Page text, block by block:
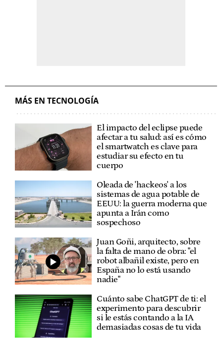
MÁS EN TECNOLOGÍA
El impacto del eclipse puede
afectar a tu salud: así es cómo
el smartwatch es clave para
estudiar su efecto en tu
cuerpo
Oleada de 'hackeos' a los
sistemas de agua potable de
EEUU: la guerra moderna que
apunta a Irán como
sospechoso
Juan Goñi, arquitecto, sobre
la falta de mano de obra: "el
robot albañil existe, pero en
España no lo está usando
nadie"
Cuánto sabe ChatGPT de ti: el
experimento para descubrir
si le estás contando a la IA
demasiadas cosas de tu vida